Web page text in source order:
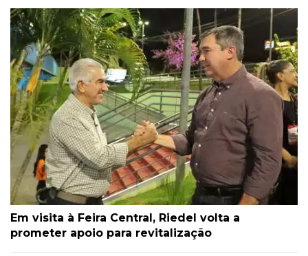
Em visita à Feira Central, Riedel volta a
prometer apoio para revitalização